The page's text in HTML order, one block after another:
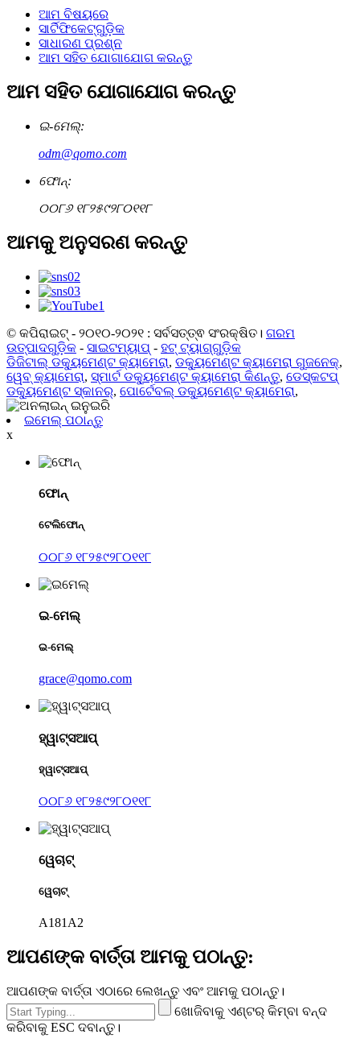
ଆମ ବିଷୟରେ
ସାର୍ଟିଫିକେଟ୍‌ଗୁଡ଼ିକ
ସାଧାରଣ ପ୍ରଶ୍ନ
ଆମ ସହିତ ଯୋଗାଯୋଗ କରନ୍ତୁ
ଆମ ସହିତ ଯୋଗାଯୋଗ କରନ୍ତୁ
ଇ-ମେଲ୍:
odm@qomo.com
ଫୋନ୍:
୦୦୮୬ ୧୮୨୫୯୨୮୦୧୧୮
ଆମକୁ ଅନୁସରଣ କରନ୍ତୁ
© କପିରାଇଟ୍ - ୨୦୧୦-୨୦୨୧ : ସର୍ବସତ୍ତ୍ଵ ସଂରକ୍ଷିତ। ଗରମ
ଉତ୍ପାଦଗୁଡ଼ିକ - ସାଇଟମ୍ୟାପ୍ - ହଟ୍ ଟ୍ୟାଗ୍‌ଗୁଡ଼ିକ
ଡିଜିଟାଲ୍ ଡକ୍ୟୁମେଣ୍ଟ କ୍ୟାମେରା, ଡକ୍ୟୁମେଣ୍ଟ କ୍ୟାମେରା ଗୁଜନେକ୍,
ୱେବ୍ କ୍ୟାମେରା, ସ୍ମାର୍ଟ ଡକ୍ୟୁମେଣ୍ଟ କ୍ୟାମେରା କିଣନ୍ତୁ, ଡେସ୍କଟପ୍
ଡକ୍ୟୁମେଣ୍ଟ ସ୍କାନର୍, ପୋର୍ଟେବଲ୍ ଡକ୍ୟୁମେଣ୍ଟ କ୍ୟାମେରା,
ଇମେଲ୍ ପଠାନ୍ତୁ
x
ଫୋନ୍
ଟେଲିଫୋନ୍
୦୦୮୬ ୧୮୨୫୯୨୮୦୧୧୮
ଇ-ମେଲ୍
ଇ-ମେଲ୍
grace@qomo.com
ହ୍ୱାଟ୍ସଆପ୍
ହ୍ୱାଟ୍ସଆପ୍
୦୦୮୬ ୧୮୨୫୯୨୮୦୧୧୮
ୱେଚାଟ୍
ୱେଚାଟ୍
A181A2
ଆପଣଙ୍କ ବାର୍ତ୍ତା ଆମକୁ ପଠାନ୍ତୁ:
ଆପଣଙ୍କ ବାର୍ତ୍ତା ଏଠାରେ ଲେଖନ୍ତୁ ଏବଂ ଆମକୁ ପଠାନ୍ତୁ।
ଖୋଜିବାକୁ ଏଣ୍ଟର୍ କିମ୍ବା ବନ୍ଦ
କରିବାକୁ ESC ଦବାନ୍ତୁ।